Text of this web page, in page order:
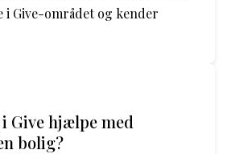
i Give-området og kender
Give hjælpe med
bolig?